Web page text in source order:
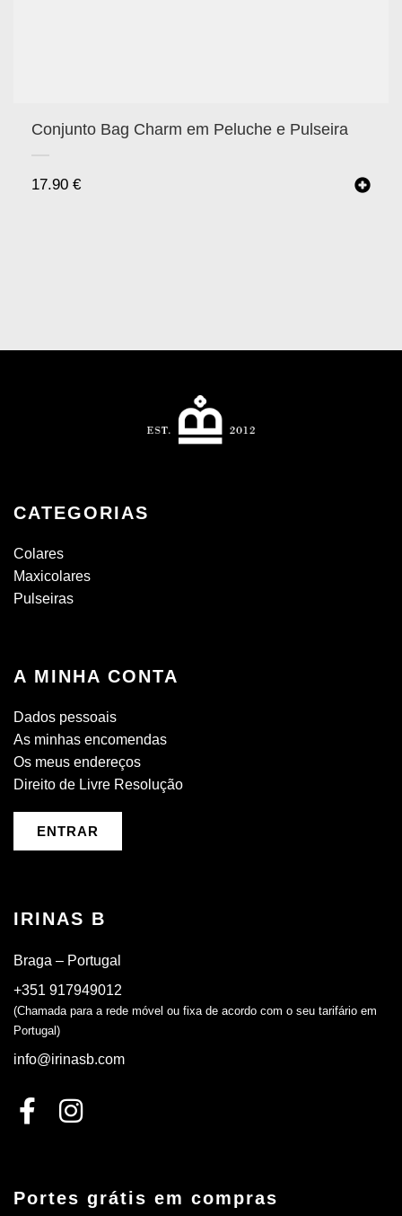
Conjunto Bag Charm em Peluche e Pulseira
17.90 €
CATEGORIAS
Colares
Maxicolares
Pulseiras
A MINHA CONTA
Dados pessoais
As minhas encomendas
Os meus endereços
Direito de Livre Resolução
ENTRAR
IRINAS B
Braga – Portugal
+351 917949012
(Chamada para a rede móvel ou fixa de acordo com o seu tarifário em
Portugal)
info@irinasb.com
Portes grátis em compras